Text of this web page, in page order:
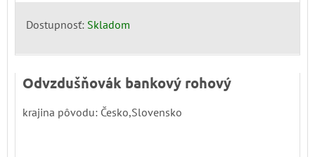
Dostupnosť: Skladom
Odvzdušňovák bankový rohový
krajina pôvodu: Česko,Slovensko